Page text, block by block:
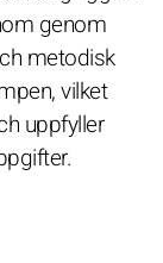
genom
metodisk
vilket
uppfyller